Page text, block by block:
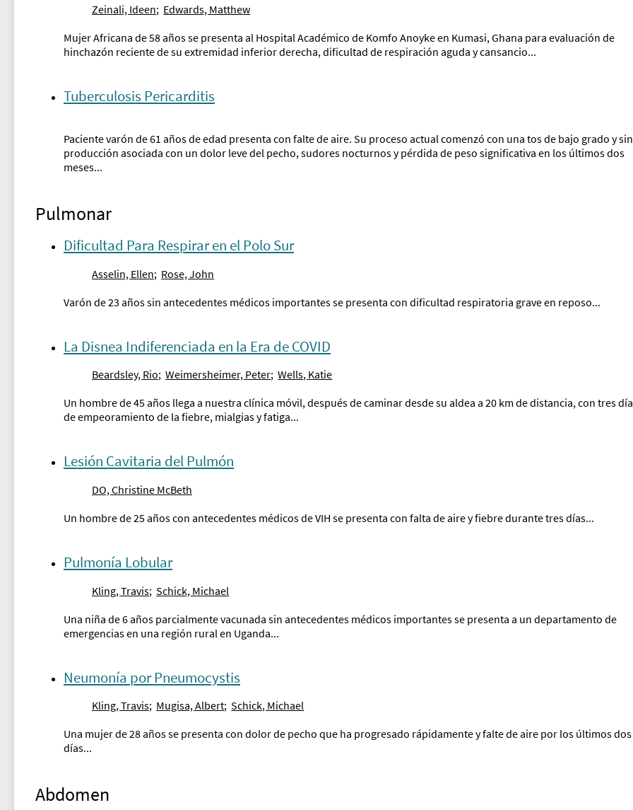
Zeinali, Ideen; Edwards, Matthew
Mujer Africana de 58 años se presenta al Hospital Académico de Komfo Anoyke en Kumasi, Ghana para evaluación de
hinchazón reciente de su extremidad inferior derecha, dificultad de respiración aguda y cansancio...
Tuberculosis Pericarditis
Paciente varón de 61 años de edad presenta con falte de aire. Su proceso actual comenzó con una tos de bajo grado y sin
producción asociada con un dolor leve del pecho, sudores nocturnos y pérdida de peso significativa en los últimos dos
meses...
Pulmonar
Dificultad Para Respirar en el Polo Sur
Asselin, Ellen; Rose, John
Varón de 23 años sin antecedentes médicos importantes se presenta con dificultad respiratoria grave en reposo...
La Disnea Indiferenciada en la Era de COVID
Beardsley, Rio; Weimersheimer, Peter; Wells, Katie
Un hombre de 45 años llega a nuestra clínica móvil, después de caminar desde su aldea a 20 km de distancia, con tres
de empeoramiento de la fiebre, mialgias y fatiga...
Lesión Cavitaria del Pulmón
DO, Christine McBeth
Un hombre de 25 años con antecedentes médicos de VIH se presenta con falta de aire y fiebre durante tres días...
Pulmonía Lobular
Kling, Travis; Schick, Michael
Una niña de 6 años parcialmente vacunada sin antecedentes médicos importantes se presenta a un departamento de
emergencias en una región rural en Uganda...
Neumonía por Pneumocystis
Kling, Travis; Mugisa, Albert; Schick, Michael
Una mujer de 28 años se presenta con dolor de pecho que ha progresado rápidamente y falte de aire por los últimos dos
días...
Abdomen